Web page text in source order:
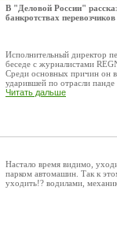
В "Деловой России"
банкротствах перевозчиков
Исполнительный директор
беседе с журналистами
Среди основных причин он
ударившей по отрасли панде
Читать дальше
Настало время видимо,
парком автомашин. Так к
уходить!? водилами,